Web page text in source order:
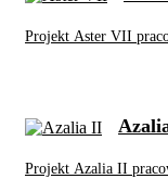
Projekt Aster VII
Projekt Azalia II